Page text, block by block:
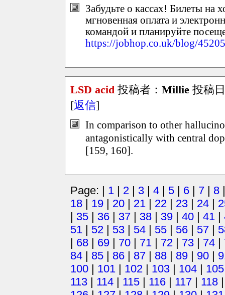
Забудьте о кассах! Билеты на
мгновенная оплата и
командой и планируйте
https://jobhop.co.uk/blog/
LSD acid 投稿者： Millie 投稿
[返信]
In comparison to other
antagonistically with central
[159, 160].
Page: | 1 | 2 | 3 | 4 | 5 | 6 | 7 | 8
18 | 19 | 20 | 21 | 22 | 23 | 24 |
| 35 | 36 | 37 | 38 | 39 | 40 | 41 |
51 | 52 | 53 | 54 | 55 | 56 | 57 |
| 68 | 69 | 70 | 71 | 72 | 73 | 74 |
84 | 85 | 86 | 87 | 88 | 89 | 90 |
100 | 101 | 102 | 103 | 104 | 105
113 | 114 | 115 | 116 | 117 | 118